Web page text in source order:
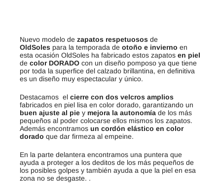
Nuevo modelo de zapatos respetuosos de
OldSoles para la temporada de otoño e invierno en
esta ocasión OldSoles ha fabricado estos zapatos en piel
de color DORADO con un diseño pomposo ya que tiene
por toda la superfice del calzado brillantina, en definitiva
es un diseño muy espectacular y único.
Destacamos el cierre con dos velcros amplios
fabricados en piel lisa en color dorado, garantizando un
buen ajuste al pie y mejora la autonomía de los más
pequeños al poder colocarse ellos mismos los zapatos.
Además encontramos un cordón elástico en color
dorado que dar firmeza al empeine.
En la parte delantera encontramos una puntera que
ayuda a proteger a los deditos de los más pequeños de
los posibles golpes y también ayuda a que la piel en esa
zona no se desgaste. .